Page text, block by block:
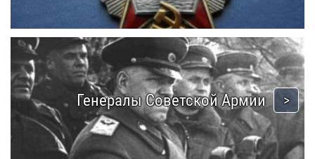
Генералы Советской Армии